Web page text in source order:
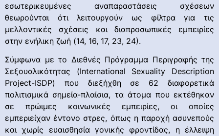
εσωτερικευμένες αναπαραστάσεις σχέσεων
θεωρούνται ότι λειτουργούν ως φίλτρα για τις
μελλοντικές σχέσεις και διαπροσωπικές εμπειρίες
στην ενήλικη ζωή (14, 16, 17, 23, 24).
Σύμφωνα με το Διεθνές Πρόγραμμα Περιγραφής της
Σεξουαλικότητας (International Sexuality Description
Project-ISDP) που διεξήχθη σε 62 διαφορετικά
πολιτισμικά σημεία-πλαίσια, τα άτομα που εκτέθηκαν
σε πρώιμες κοινωνικές εμπειρίες, οι οποίες
εμπεριείχαν έντονο στρες, όπως η παροχή ασυνεπούς
και χωρίς ευαισθησία γονικής φροντίδας, η έλλειψη